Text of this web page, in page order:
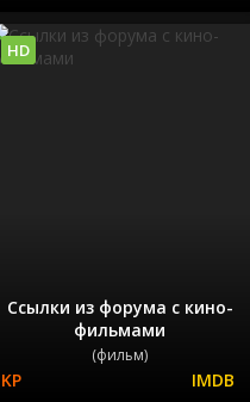
Ссылки из форума с кино-
фильмами
(фильм)
HD